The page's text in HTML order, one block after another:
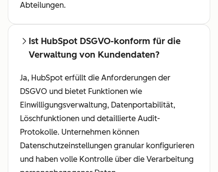
Abteilungen.
Ist HubSpot DSGVO-konform für die
Verwaltung von Kundendaten?
Ja, HubSpot erfüllt die Anforderungen der
DSGVO und bietet Funktionen wie
Einwilligungsverwaltung, Datenportabilität,
Löschfunktionen und detaillierte Audit-
Protokolle. Unternehmen können
Datenschutzeinstellungen granular konfigurieren
und haben volle Kontrolle über die Verarbeitung